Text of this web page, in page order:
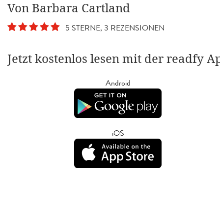
Von Barbara Cartland
5 STERNE, 3 REZENSIONEN
Jetzt kostenlos lesen mit der readfy
Android
iOS